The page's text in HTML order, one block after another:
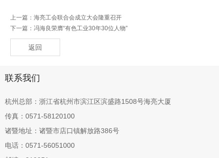
上一篇：海亮工会联合会成立大会隆重召开
下一篇：冯海良荣膺“有色工业30年30位人物”
返回
联系我们
杭州总部：浙江省杭州市滨江区滨盛路1508号海亮大厦
传真：0571-58120100
诸暨地址：诸暨市店口镇解放路386号
电话：0571-56051000